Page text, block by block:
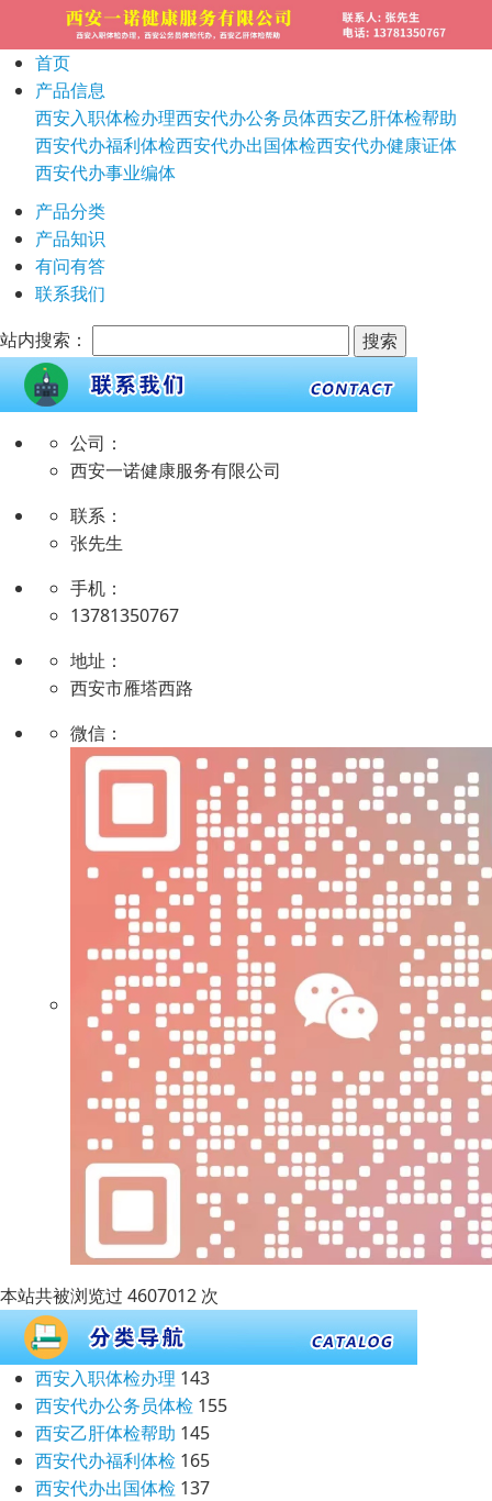
首页
产品信息
西安入职体检办理西安代办公务员体西安乙肝体检帮助
西安代办福利体检西安代办出国体检西安代办健康证体
西安代办事业编体
产品分类
产品知识
有问有答
联系我们
站内搜索：
公司：
西安一诺健康服务有限公司
联系：
张先生
手机：
13781350767
地址：
西安市雁塔西路
微信：
本站共被浏览过 4607012 次
西安入职体检办理 143
西安代办公务员体检 155
西安乙肝体检帮助 145
西安代办福利体检 165
西安代办出国体检 137